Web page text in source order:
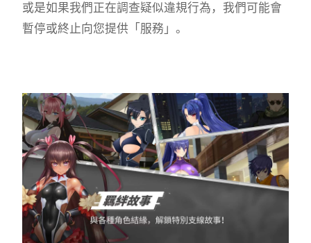
或是如果我們正在調查疑似違規行為，我們可能會
暫停或終止向您提供「服務」。